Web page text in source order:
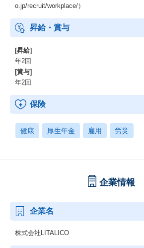
o.jp/recruit/workplace/）
昇給・賞与
[昇給]
年2回
[賞与]
年2回
保険
健康 厚生年金 雇用 労災
企業情報
企業名
株式会社LITALICO